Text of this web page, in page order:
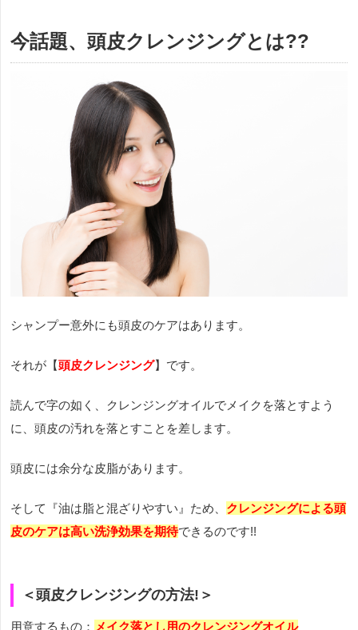
今話題、頭皮クレンジングとは??
シャンプー意外にも頭皮のケアはあります。
それが【頭皮クレンジング】です。
読んで字の如く、クレンジングオイルでメイクを落とすよう
に、頭皮の汚れを落とすことを差します。
頭皮には余分な皮脂があります。
そして『油は脂と混ざりやすい』ため、 クレンジングによる頭
皮のケアは高い洗浄効果を期待できるのです!!
＜頭皮クレンジングの方法!＞
用意するもの： メイク落とし用のクレンジングオイル